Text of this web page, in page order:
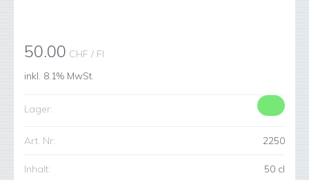
50.00 CHF / Fl
inkl. 8.1% MwSt.
Lager:
Art. Nr: 2250
Inhalt: 50 cl